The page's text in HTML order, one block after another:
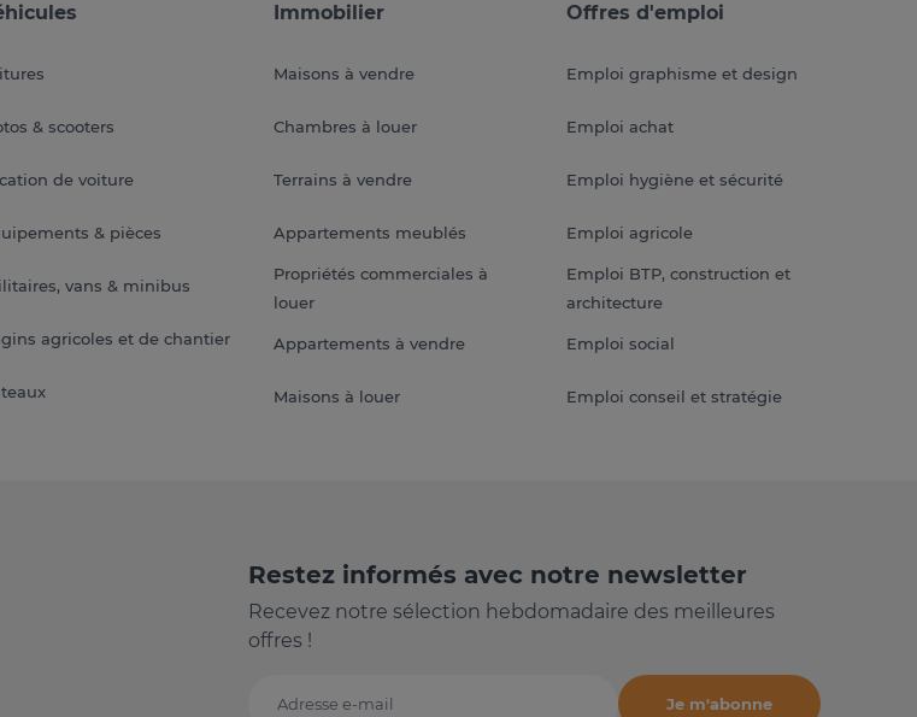
& scooters
de voiture
& pièces
vans & minibus
agricoles et de chantier
Immobilier
Maisons à vendre
Chambres à louer
Terrains à vendre
Appartements meublés
Propriétés commerciales à
louer
Appartements à vendre
Maisons à louer
Offres d'emploi
Emploi graphisme et design
Emploi achat
Emploi hygiène et sécurité
Emploi agricole
Emploi BTP, construction et
architecture
Emploi social
Emploi conseil et stratégie
Restez informés avec notre newsletter
Recevez notre sélection hebdomadaire des meilleures
offres !
Je m'abonne